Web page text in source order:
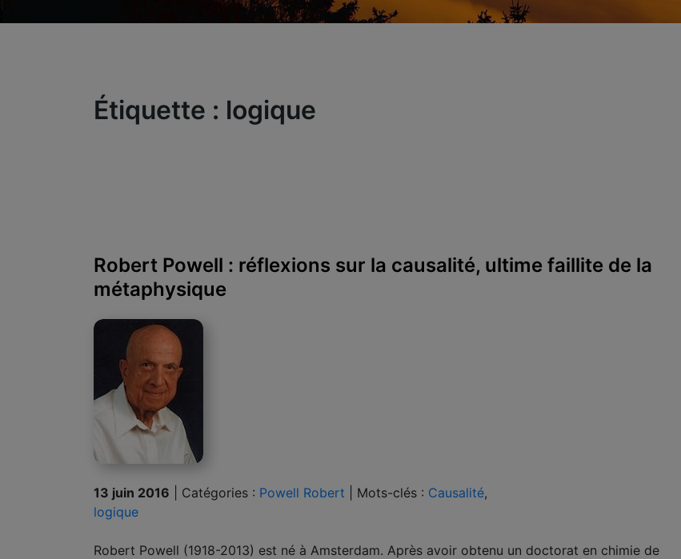
Étiquette : logique
Robert Powell : réflexions sur la causalité, ultime faillite de la
métaphysique
13 juin 2016 Catégories : Powell Robert Mots-clés : Causalité,
logique
Robert Powell (1918-2013) est né à Amsterdam. Après avoir obtenu un doctorat en chimie de